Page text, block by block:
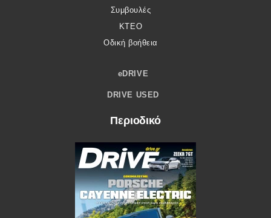
Συμβουλές
ΚΤΕΟ
Οδική βοήθεια
eDRIVE
DRIVE USED
Περιοδικό